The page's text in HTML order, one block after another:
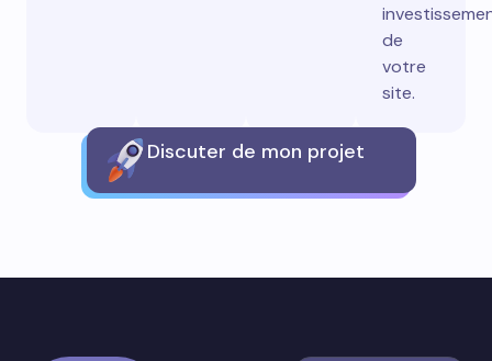
de
votre
site.
Discuter de mon projet